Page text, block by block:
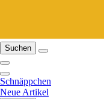
Suchen
Schnäppchen
Neue Artikel